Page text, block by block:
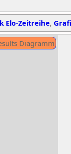
Elo-Zeitreihe,